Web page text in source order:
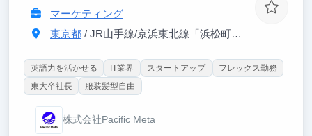
マーケティング
東京都/ JR山手線/京浜東北線「浜松町」駅から徒歩5分
英語力を活かせる IT業界 スタートアップ
フレックス勤務
東大卒社長
服装髪型自由
株式会社Pacific Meta